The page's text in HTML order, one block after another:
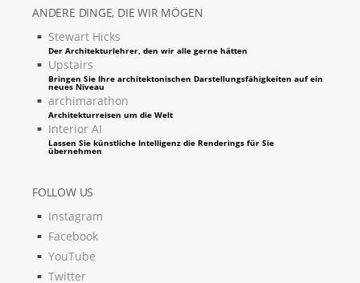
ANDERE DINGE, DIE WIR MÖGEN
Stewart Hicks
Der Architekturlehrer, den wir alle gerne hätten
Upstairs
Bringen Sie Ihre architektonischen Darstellungsfähigkeiten auf ein
neues Niveau
archimarathon
Architekturreisen um die Welt
Interior AI
Lassen Sie künstliche Intelligenz die Renderings für Sie
übernehmen
FOLLOW US
Instagram
Facebook
YouTube
Twitter